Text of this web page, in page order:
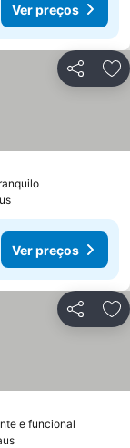
Ver preços
Partilhar
Ver preços
Partilhar
e funcional